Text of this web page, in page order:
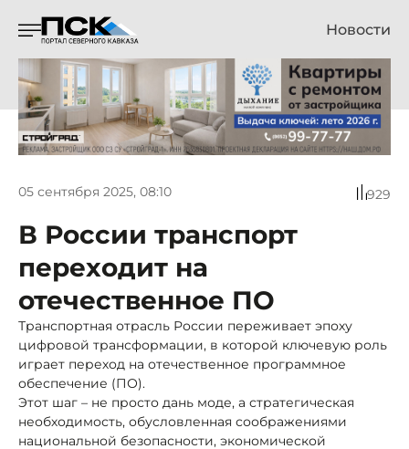
Новости
05 сентября 2025, 08:10 929
В России транспорт
переходит на
отечественное ПО
Транспортная отрасль России переживает эпоху
цифровой трансформации, в которой ключевую роль
играет переход на отечественное программное
обеспечение (ПО).
Этот шаг – не просто дань моде, а стратегическая
необходимость, обусловленная соображениями
национальной безопасности, экономической